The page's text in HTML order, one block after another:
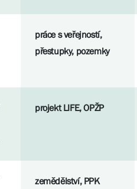
práce s veřejností,
přestupky, pozemky
projekt LIFE, OPŽP
zemědělství, PPK